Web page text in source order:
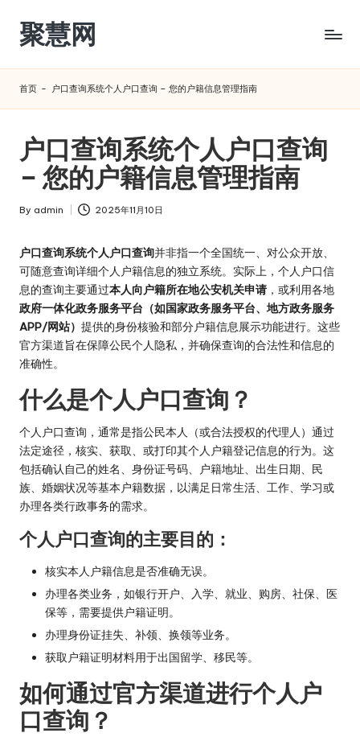
Skip
content
聚慧网
首页 - 户口查询系统个人户口查询 – 您的户籍信息管理指南
户口查询系统个人户口查询
– 您的户籍信息管理指南
Posted
By admin 2025年11月10日
户口查询系统个人户口查询并非指一个全国统一、对公众开放、
可随意查询详细个人户籍信息的独立系统。实际上，个人户口信
息的查询主要通过本人向户籍所在地公安机关申请，或利用各地
政府一体化政务服务平台（如国家政务服务平台、地方政务服务
APP/网站） 提供的身份核验和部分户籍信息展示功能进行。这些
官方渠道旨在保障公民个人隐私，并确保查询的合法性和信息的
准确性。
什么是个人户口查询？
个人户口查询，通常是指公民本人（或合法授权的代理人）通过
法定途径，核实、获取、或打印其个人户籍登记信息的行为。这
包括确认自己的姓名、身份证号码、户籍地址、出生日期、民
族、婚姻状况等基本户籍数据，以满足日常生活、工作、学习或
办理各类行政事务的需求。
个人户口查询的主要目的：
核实本人户籍信息是否准确无误。
办理各类业务，如银行开户、入学、就业、购房、社保、医
保等，需要提供户籍证明。
办理身份证挂失、补领、换领等业务。
获取户籍证明材料用于出国留学、移民等。
如何通过官方渠道进行个人户
口查询？